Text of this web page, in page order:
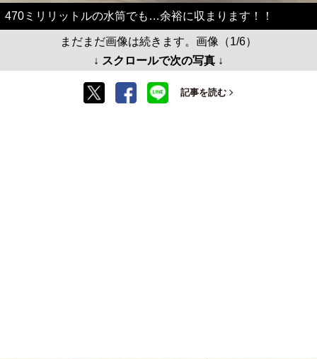
470ミリリットルの水筒でも…余裕に収まります！！
まだまだ画像は続きます。画像（1/6）
↓ スクロールで次の写真 ↓
記事を読む